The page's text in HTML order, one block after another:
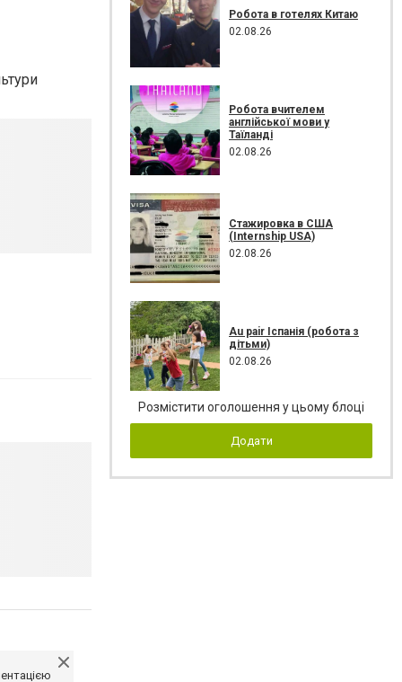
Робота в готелях Китаю
02.08.26
Робота вчителем
англійської мови у
Таїланді
02.08.26
Стажировка в США
(Internship USA)
02.08.26
Au pair Іспанія (робота з
дітьми)
02.08.26
Розмістити оголошення у цьому блоці
Додати